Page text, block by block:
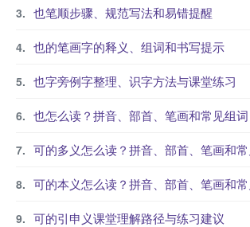
也笔顺步骤、规范写法和易错提醒
也的笔画字的释义、组词和书写提示
也字旁例字整理、识字方法与课堂练习
也怎么读？拼音、部首、笔画和常见组词
可的多义怎么读？拼音、部首、笔画和
可的本义怎么读？拼音、部首、笔画和
可的引申义课堂理解路径与练习建议